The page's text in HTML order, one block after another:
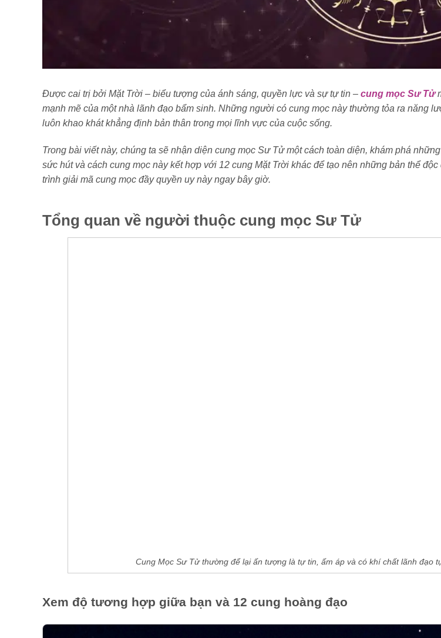
Được cai trị bởi Mặt Trời – biểu tượng của ánh sáng, quyền lực và sự tự tin – cung mọc Sư Tử
mạnh mẽ của một nhà lãnh đạo bẩm sinh. Những người có cung mọc này thường tỏa ra năng
luôn khao khát khẳng định bản thân trong mọi lĩnh vực của cuộc sống.
Trong bài viết này, chúng ta sẽ nhận diện cung mọc Sư Tử một cách toàn diện, khám phá
sức hút và cách cung mọc này kết hợp với 12 cung Mặt Trời khác để tạo nên những bản thể
trình giải mã cung mọc đầy quyền uy này ngay bây giờ.
Tổng quan về người thuộc cung mọc Sư Tử
Cung Mọc Sư Tử thường để lại ấn tượng là tự tin, ấm áp và có khí chất lãnh đạo
Xem độ tương hợp giữa bạn và 12 cung hoàng đạo